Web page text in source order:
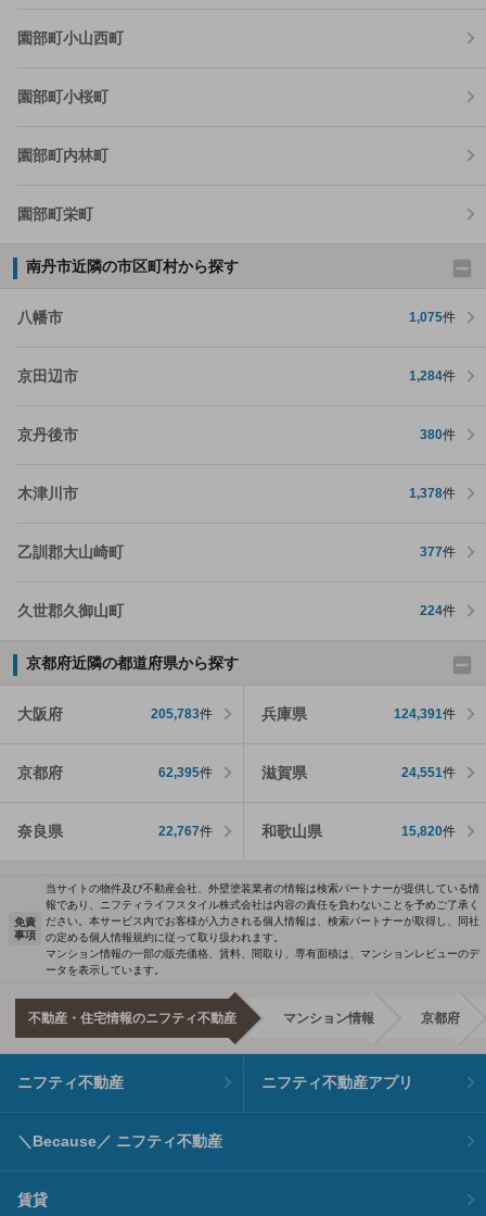
園部町小山西町
園部町小桜町
園部町内林町
園部町栄町
南丹市近隣の市区町村から探す
八幡市 1,075件
京田辺市 1,284件
京丹後市 380件
木津川市 1,378件
乙訓郡大山崎町 377件
久世郡久御山町 224件
京都府近隣の都道府県から探す
大阪府 205,783件 兵庫県 124,391件
京都府 62,395件 滋賀県 24,551件
奈良県 22,767件 和歌山県 15,820件
免責
事項
当サイトの物件及び不動産会社、外壁塗装業者の情報は検索パートナーが提供している情
報であり、ニフティライフスタイル株式会社は内容の責任を負わないことを予めご了承く
ださい。本サービス内でお客様が入力される個人情報は、検索パートナーが取得し、同社
の定める個人情報規約に従って取り扱われます。
マンション情報の一部の販売価格、賃料、間取り、専有面積は、マンションレビューのデ
ータを表示しています。
不動産・住宅情報のニフティ不動産 マンション情報 京都府
ニフティ不動産 ニフティ不動産アプリ
＼Because／ ニフティ不動産
賃貸